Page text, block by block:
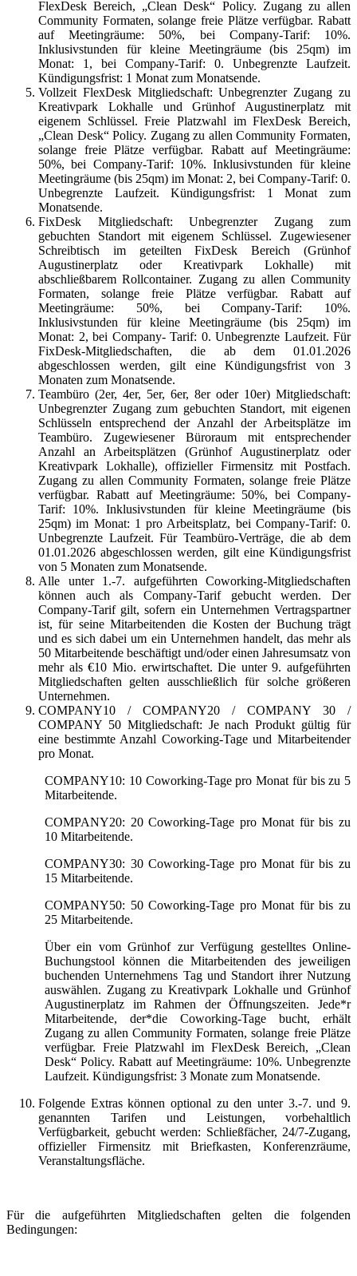
FlexDesk Bereich, „Clean Desk“ Policy. Zugang zu allen
Community Formaten, solange freie Plätze verfügbar. Rabatt
auf Meetingräume: 50%, bei Company-Tarif: 10%.
Inklusivstunden für kleine Meetingräume (bis 25qm) im
Monat: 1, bei Company-Tarif: 0. Unbegrenzte Laufzeit.
Kündigungsfrist: 1 Monat zum Monatsende.
Vollzeit FlexDesk Mitgliedschaft: Unbegrenzter Zugang zu
Kreativpark Lokhalle und Grünhof Augustinerplatz mit
eigenem Schlüssel. Freie Platzwahl im FlexDesk Bereich,
„Clean Desk“ Policy. Zugang zu allen Community Formaten,
solange freie Plätze verfügbar. Rabatt auf Meetingräume:
50%, bei Company-Tarif: 10%. Inklusivstunden für kleine
Meetingräume (bis 25qm) im Monat: 2, bei Company-Tarif: 0.
Unbegrenzte Laufzeit. Kündigungsfrist: 1 Monat zum
Monatsende.
FixDesk Mitgliedschaft: Unbegrenzter Zugang zum
gebuchten Standort mit eigenem Schlüssel. Zugewiesener
Schreibtisch im geteilten FixDesk Bereich (Grünhof
Augustinerplatz oder Kreativpark Lokhalle) mit
abschließbarem Rollcontainer. Zugang zu allen Community
Formaten, solange freie Plätze verfügbar. Rabatt auf
Meetingräume: 50%, bei Company-Tarif: 10%.
Inklusivstunden für kleine Meetingräume (bis 25qm) im
Monat: 2, bei Company- Tarif: 0. Unbegrenzte Laufzeit. Für
FixDesk-Mitgliedschaften, die ab dem 01.01.2026
abgeschlossen werden, gilt eine Kündigungsfrist von 3
Monaten zum Monatsende.
Teambüro (2er, 4er, 5er, 6er, 8er oder 10er) Mitgliedschaft:
Unbegrenzter Zugang zum gebuchten Standort, mit eigenen
Schlüsseln entsprechend der Anzahl der Arbeitsplätze im
Teambüro. Zugewiesener Büroraum mit entsprechender
Anzahl an Arbeitsplätzen (Grünhof Augustinerplatz oder
Kreativpark Lokhalle), offizieller Firmensitz mit Postfach.
Zugang zu allen Community Formaten, solange freie Plätze
verfügbar. Rabatt auf Meetingräume: 50%, bei Company-
Tarif: 10%. Inklusivstunden für kleine Meetingräume (bis
25qm) im Monat: 1 pro Arbeitsplatz, bei Company-Tarif: 0.
Unbegrenzte Laufzeit. Für Teambüro-Verträge, die ab dem
01.01.2026 abgeschlossen werden, gilt eine Kündigungsfrist
von 5 Monaten zum Monatsende.
Alle unter 1.-7. aufgeführten Coworking-Mitgliedschaften
können auch als Company-Tarif gebucht werden. Der
Company-Tarif gilt, sofern ein Unternehmen Vertragspartner
ist, für seine Mitarbeitenden die Kosten der Buchung trägt
und es sich dabei um ein Unternehmen handelt, das mehr als
50 Mitarbeitende beschäftigt und/oder einen Jahresumsatz von
mehr als €10 Mio. erwirtschaftet. Die unter 9. aufgeführten
Mitgliedschaften gelten ausschließlich für solche größeren
Unternehmen.
COMPANY10 / COMPANY20 / COMPANY 30 /
COMPANY 50 Mitgliedschaft: Je nach Produkt gültig für
eine bestimmte Anzahl Coworking-Tage und Mitarbeitender
pro Monat.
COMPANY10: 10 Coworking-Tage pro Monat für bis zu 5
Mitarbeitende.
COMPANY20: 20 Coworking-Tage pro Monat für bis zu
10 Mitarbeitende.
COMPANY30: 30 Coworking-Tage pro Monat für bis zu
15 Mitarbeitende.
COMPANY50: 50 Coworking-Tage pro Monat für bis zu
25 Mitarbeitende.
Über ein vom Grünhof zur Verfügung gestelltes Online-
Buchungstool können die Mitarbeitenden des jeweiligen
buchenden Unternehmens Tag und Standort ihrer Nutzung
auswählen. Zugang zu Kreativpark Lokhalle und Grünhof
Augustinerplatz im Rahmen der Öffnungszeiten. Jede*r
Mitarbeitende, der*die Coworking-Tage bucht, erhält
Zugang zu allen Community Formaten, solange freie Plätze
verfügbar. Freie Platzwahl im FlexDesk Bereich, „Clean
Desk“ Policy. Rabatt auf Meetingräume: 10%. Unbegrenzte
Laufzeit. Kündigungsfrist: 3 Monate zum Monatsende.
Folgende Extras können optional zu den unter 3.-7. und 9.
genannten Tarifen und Leistungen, vorbehaltlich
Verfügbarkeit, gebucht werden: Schließfächer, 24/7-Zugang,
offizieller Firmensitz mit Briefkasten, Konferenzräume,
Veranstaltungsfläche.
Für die aufgeführten Mitgliedschaften gelten die folgenden
Bedingungen: